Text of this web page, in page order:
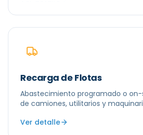
Recarga de Flotas
Abastecimiento programado o
de camiones, utilitarios y
Ver detalle